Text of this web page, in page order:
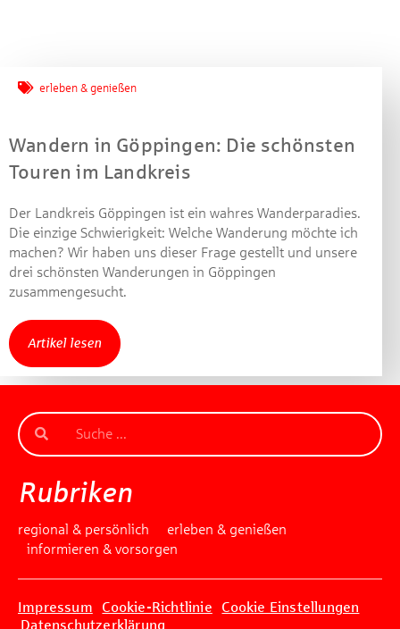
erleben & genießen
Wandern in Göppingen: Die schönsten
Touren im Landkreis
Der Landkreis Göppingen ist ein wahres Wanderparadies.
Die einzige Schwierigkeit: Welche Wanderung möchte ich
machen? Wir haben uns dieser Frage gestellt und unsere
drei schönsten Wanderungen in Göppingen
zusammengesucht.
Artikel lesen
Rubriken
regional & persönlich
erleben & genießen
informieren & vorsorgen
Impressum Cookie-Richtlinie
Cookie Einstellungen
Datenschutzerklärung